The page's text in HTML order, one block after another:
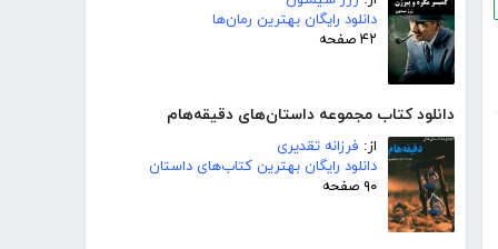
دانلود رایگان بهترین رمان‌ها
۴۲ صفحه
دانلود کتاب مجموعه داستان‌های دقیقه‌هام
از: فرزانه تقدیری
دانلود رایگان بهترین کتاب‌های داستان
۹۰ صفحه